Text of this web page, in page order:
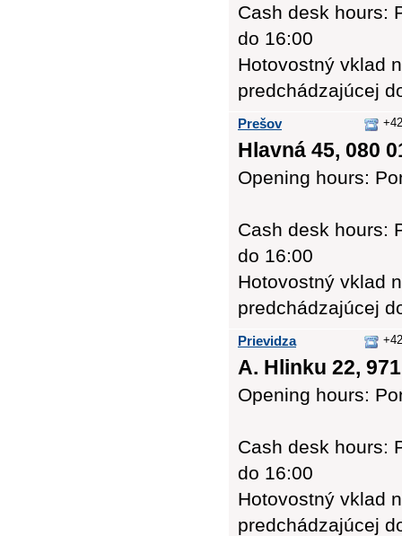
Cash desk hours:
do 16:00
Hotovostný vklad
predchádzajúcej
Prešov
Hlavná 45, 080
Opening hours:
Cash desk hours:
do 16:00
Hotovostný vklad
predchádzajúcej
Prievidza
A. Hlinku 22,
Opening hours:
Cash desk hours:
do 16:00
Hotovostný vklad
predchádzajúcej